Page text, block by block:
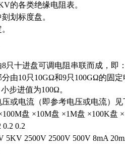
的各类绝缘电阻表。
划标度盘。
只十进盘可调电阻串联而成，即
由10只10GΩ和9只100GΩ的固
步进值为100Ω。
或电流（即参考电压或电流）见
盘 ×10M盘 ×1M盘 ×100K盘
0.2 0.2
2500V 2500V 500V 8mA